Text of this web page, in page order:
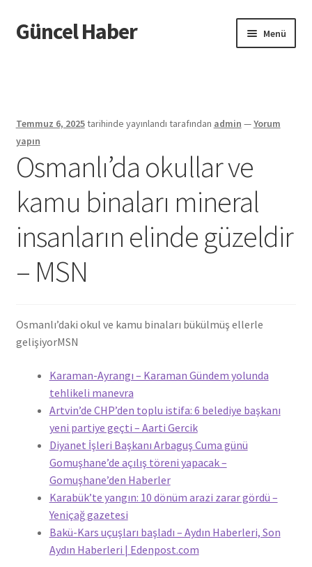
Dolaşıma
geç
İçeriğe
geç
Güncel Haber Menü
Temmuz 6, 2025tarihinde yayınlandı tarafından admin —Yorum
yapın
Osmanlı’da okullar ve
kamu binaları mineral
insanların elinde güzeldir
– MSN
Osmanlı’daki okul ve kamu binaları bükülmüş ellerle
gelişiyorMSN
Karaman-Ayrangı – Karaman Gündem yolunda
tehlikeli manevra
Artvin’de CHP’den toplu istifa: 6 belediye başkanı
yeni partiye geçti – Aarti Gercik
Diyanet İşleri Başkanı Arbaguş Cuma günü
Gomuşhane’de açılış töreni yapacak –
Gomuşhane’den Haberler
Karabük’te yangın: 10 dönüm arazi zarar gördü –
Yeniçağ gazetesi
Bakü-Kars uçuşları başladı – Aydın Haberleri, Son
Aydın Haberleri | Edenpost.com